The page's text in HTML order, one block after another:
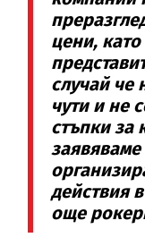
цени,
случай че
чути и не
стъпки за
заявяваме
действия
още